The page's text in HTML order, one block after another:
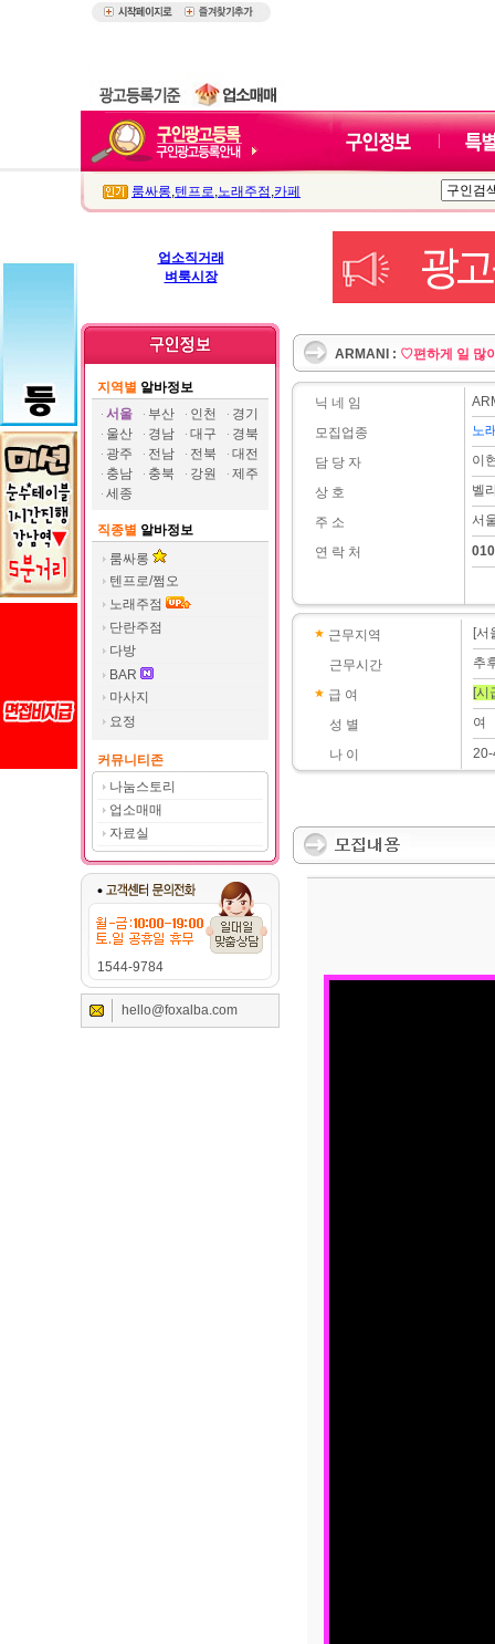
룸싸롱,텐프로,노래주점 ,카페
업소직거래
벼룩시장
지역별 알바정보
서울
부산 인천
경기
울산
경남 대구
경북
광주
전남 전북
대전
충남
충북 강원
제주
세종
직종별 알바정보
룸싸롱
텐프로/쩜오
노래주점
단란주점
다방
BAR
마사지
요정
커뮤니티존
나눔스토리
업소매매
자료실
1544-9784
hello@foxalba.com
ARMANI : ♡편하게 일 많
닉 네 임
모집업종
담 당 자
상 호
주 소
연 락 처
노
이
벨
서
근무지역
근무시간
급 여
성 별
나 이
[서
추
[시
여